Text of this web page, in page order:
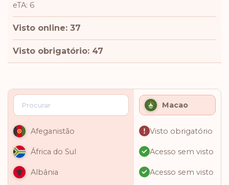
eTA: 6
Visto online: 37
Visto obrigatório: 47
Macao
Afeganistão Visto obrigatório
África do Sul Acesso sem visto
Albânia Acesso sem visto